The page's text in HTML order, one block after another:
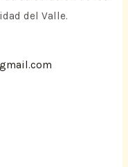
del Valle.